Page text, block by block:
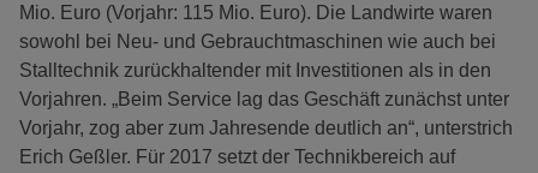
Mio. Euro (Vorjahr: 115 Mio. Euro). Die Landwirte waren
sowohl bei Neu- und Gebrauchtmaschinen wie auch bei
Stalltechnik zurückhaltender mit Investitionen als in den
Vorjahren. „Beim Service lag das Geschäft zunächst unter
Vorjahr, zog aber zum Jahresende deutlich an“, unterstrich
Erich Geßler. Für 2017 setzt der Technikbereich auf